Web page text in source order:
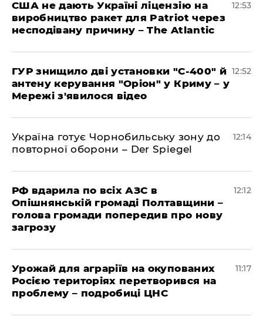
США не дають Україні ліцензію на
виробництво ракет для Patriot через
несподівану причину – The Atlantic
12:53
ГУР знищило дві установки "С-400" й
антену керування "Оріон" у Криму – у
Мережі з'явилося відео
12:52
Україна готує Чорнобильську зону до
повторної оборони – Der Spiegel
12:14
РФ вдарила по всіх АЗС в
Опішнянській громаді Полтавщини –
голова громади попередив про нову
загрозу
12:12
Урожай для аграріїв на окупованих
Росією територіях перетворився на
проблему – подробиці ЦНС
11:17